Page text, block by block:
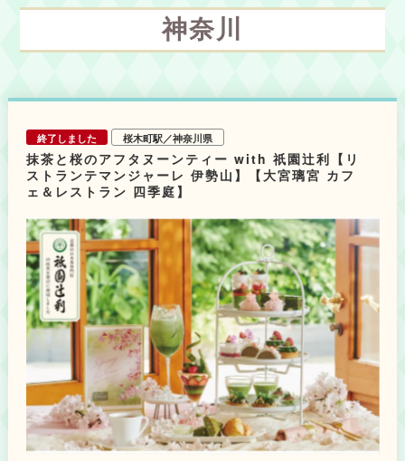
ト、桜パンナコッタ、抹茶ゼリーなどを美しく重ねたグラススイーツ「いち
ごと桜のヴェリーヌ」は、甘酸っぱいいちごのフレッシュさと優しい桜の香
り、ほろ苦い抹茶のアクセントが織りなす調和が魅力です。桜あんクリーム
地よい食感を添えています。新鮮ないちごを濃厚なホワイトチョコレートに
ンスが楽しめる、見た目にもキュートなひと品です。ふんわりと軽いムース
にいちごの甘酸っぱさと桜の香りを閉じ込めた「いちごと桜のムース」は、
下に添えたチョコレートクランチとの食感の対比も心地よいデザートです。
様々な種類の桜が咲き誇る春の庭園のように、バラエティ豊かなスイーツを
楽しんでみてはいかがでしょうか。 ※内容の詳細は公式サイトをご確認くだ
神奈川
終了しました 桜木町駅／神奈川県
抹茶と桜のアフタヌーンティー with 祇園辻利【リ
ストランテマンジャーレ 伊勢山】【大宮璃宮 カフ
ェ＆レストラン 四季庭】